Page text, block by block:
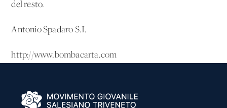
del resto.
Antonio Spadaro S.I.
http://www.bombacarta.com